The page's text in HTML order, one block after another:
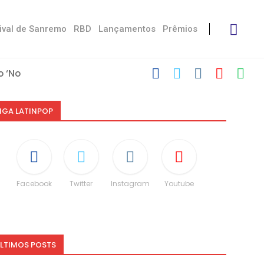
de Sanremo RBD Lançamentos Prêmios
Stress’
LATINPOP
Facebook Twitter Instagram Youtube
POSTS